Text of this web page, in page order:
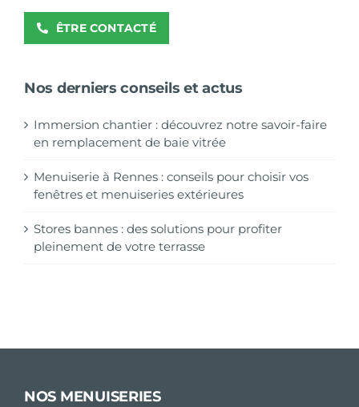
ÊTRE CONTACTÉ
Nos derniers conseils et actus
Immersion chantier : découvrez notre savoir-faire
en remplacement de baie vitrée
Menuiserie à Rennes : conseils pour choisir vos
fenêtres et menuiseries extérieures
Stores bannes : des solutions pour profiter
pleinement de votre terrasse
NOS MENUISERIES